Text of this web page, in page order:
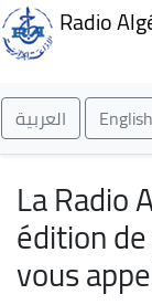
Radio
العربية English
La Radio
édition
vous